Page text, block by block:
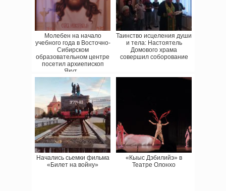
Молебен на начало
учебного года в Восточно-
Сибирском
образовательном центре
посетил архиепископ
Якут...
Таинство исцеления души
и тела: Настоятель
Домового храма
совершил соборование
Начались сьемки фильма
«Билет на войну»
«Кыыс Дэбилийэ» в
Театре Олонхо